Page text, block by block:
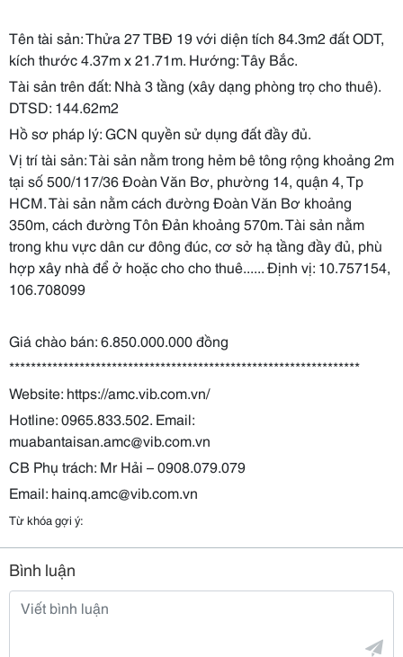
Tên tài sản: Thửa 27 TBĐ 19 với diện tích 84.3m2 đất ODT,
kích thước 4.37m x 21.71m. Hướng: Tây Bắc.
Tài sản trên đất: Nhà 3 tầng (xây dạng phòng trọ cho thuê).
DTSD: 144.62m2
Hồ sơ pháp lý: GCN quyền sử dụng đất đầy đủ.
Vị trí tài sản: Tài sản nằm trong hẻm bê tông rộng khoảng 2m
tại số 500/117/36 Đoàn Văn Bơ, phường 14, quận 4, Tp
HCM. Tài sản nằm cách đường Đoàn Văn Bơ khoảng
350m, cách đường Tôn Đản khoảng 570m. Tài sản nằm
trong khu vực dân cư đông đúc, cơ sở hạ tầng đầy đủ, phù
hợp xây nhà để ở hoặc cho cho thuê...... Định vị: 10.757154,
106.708099
Giá chào bán: 6.850.000.000 đồng
*****************************************************************
Website: https://amc.vib.com.vn/
Hotline: 0965.833.502. Email:
muabantaisan.amc@vib.com.vn
CB Phụ trách: Mr Hải – 0908.079.079
Email: hainq.amc@vib.com.vn
Từ khóa gợi ý:
Bình luận